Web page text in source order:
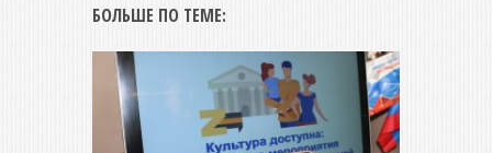
БОЛЬШЕ ПО ТЕМЕ: